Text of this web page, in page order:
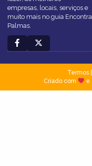
empresas, locais, serviços e
muito mais no guia Encontra
Palmas.
Termos|
Criado com
e